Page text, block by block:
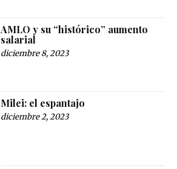
AMLO y su “histórico” aumento
salarial
diciembre 8, 2023
Milei: el espantajo
diciembre 2, 2023